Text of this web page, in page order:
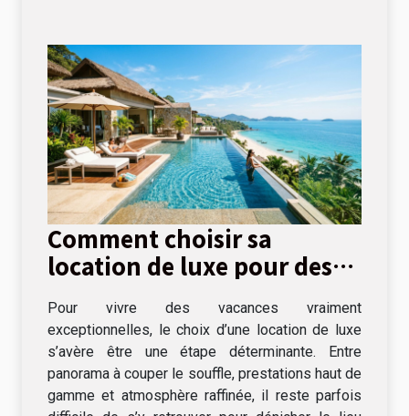
Comment choisir sa
location de luxe pour des
Pour vivre des vacances vraiment
exceptionnelles, le choix d’une location de luxe
s’avère être une étape déterminante. Entre
panorama à couper le souffle, prestations haut de
gamme et atmosphère raffinée, il reste parfois